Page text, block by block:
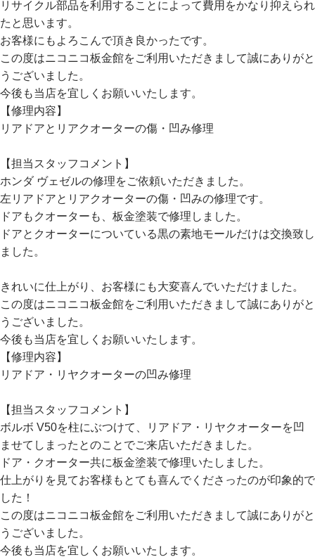
リサイクル部品を利用することによって費用をかなり抑えられ
たと思います。
お客様にもよろこんで頂き良かったです。
この度はニコニコ板金館をご利用いただきまして誠にありがと
うございました。
今後も当店を宜しくお願いいたします。
【修理内容】
リアドアとリアクオーターの傷・凹み修理
【担当スタッフコメント】
ホンダ ヴェゼルの修理をご依頼いただきました。
左リアドアとリアクオーターの傷・凹みの修理です。
ドアもクオーターも、板金塗装で修理しました。
ドアとクオーターについている黒の素地モールだけは交換致し
ました。
きれいに仕上がり、お客様にも大変喜んでいただけました。
この度はニコニコ板金館をご利用いただきまして誠にありがと
うございました。
今後も当店を宜しくお願いいたします。
【修理内容】
リアドア・リヤクオーターの凹み修理
【担当スタッフコメント】
ボルボ V50を柱にぶつけて、リアドア・リヤクオーターを凹
ませてしまったとのことでご来店いただきました。
ドア・クオーター共に板金塗装で修理いたしました。
仕上がりを見てお客様もとても喜んでくださったのが印象的で
した！
この度はニコニコ板金館をご利用いただきまして誠にありがと
うございました。
今後も当店を宜しくお願いいたします。